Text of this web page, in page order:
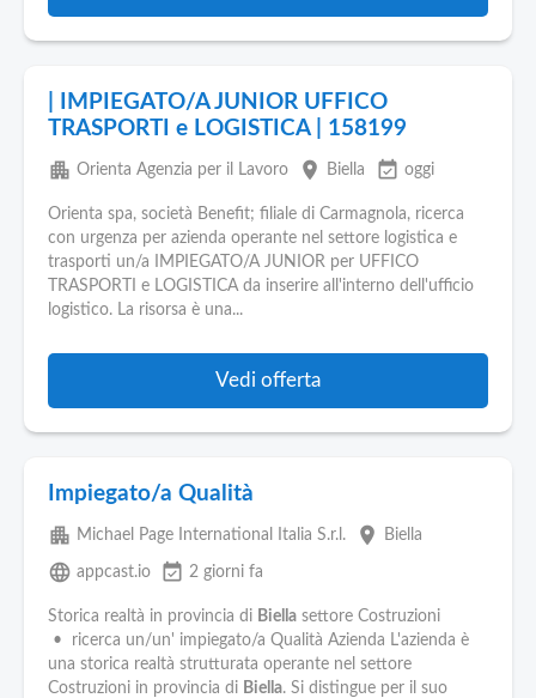
| IMPIEGATO/A JUNIOR UFFICO
TRASPORTI e LOGISTICA | 158199
apartment Orienta Agenzia per il Lavoro place Biella event_available oggi
Orienta spa, società Benefit; filiale di Carmagnola, ricerca
con urgenza per azienda operante nel settore logistica e
trasporti un/a IMPIEGATO/A JUNIOR per UFFICO
TRASPORTI e LOGISTICA da inserire all'interno dell'ufficio
logistico. La risorsa è una...
Vedi offerta
Impiegato/a Qualità
apartment Michael Page International Italia S.r.l. place Biella
language appcast.io event_available 2 giorni fa
Storica realtà in provincia di Biella settore Costruzioni
• ricerca un/un' impiegato/a Qualità Azienda L'azienda è
una storica realtà strutturata operante nel settore
Costruzioni in provincia di Biella. Si distingue per il suo